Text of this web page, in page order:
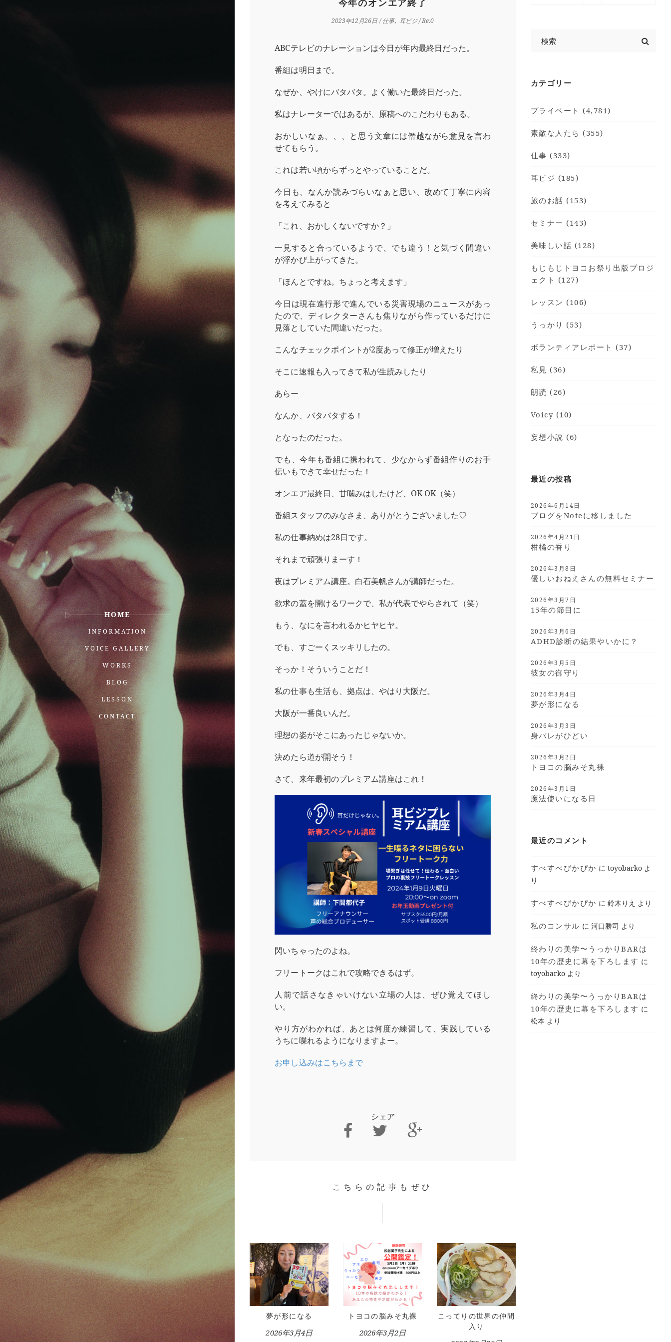
HOME
INFORMATION
VOICE GALLERY
WORKS
BLOG
LESSON
CONTACT
今年のオンエア終了
2023年12月26日/仕事 耳ビジ/ Re:0
ABCテレビのナレーションは今日が年内最終日だった。
番組は明日まで。
なぜか、やけにバタバタ。よく働いた最終日だった。
私はナレーターではあるが、原稿へのこだわりもある。
おかしいなぁ、、、と思う文章には僭越ながら意見を言わ
せてもらう。
これは若い頃からずっとやっていることだ。
今日も、なんか読みづらいなぁと思い、改めて丁寧に内容
を考えてみると
「これ、おかしくないですか？」
一見すると合っているようで、でも違う！と気づく間違い
が浮かび上がってきた。
「ほんとですね。ちょっと考えます」
今日は現在進行形で進んでいる災害現場のニュースがあっ
たので、ディレクターさんも焦りながら作っているだけに
見落としていた間違いだった。
こんなチェックポイントが2度あって修正が増えたり
そこに速報も入ってきて私が生読みしたり
あらー
なんか、バタバタする！
となったのだった。
でも、今年も番組に携われて、少なからず番組作りのお手
伝いもできて幸せだった！
オンエア最終日、甘噛みはしたけど、OK OK（笑）
番組スタッフのみなさま、ありがとうございました♡
私の仕事納めは28日です。
それまで頑張りまーす！
夜はプレミアム講座。白石美帆さんが講師だった。
欲求の蓋を開けるワークで、私が代表でやらされて（笑）
もう、なにを言われるかヒヤヒヤ。
でも、すごーくスッキリしたの。
そっか！そういうことだ！
私の仕事も生活も、拠点は、やはり大阪だ。
大阪が一番良いんだ。
理想の姿がそこにあったじゃないか。
決めたら道が開そう！
さて、来年最初のプレミアム講座はこれ！
閃いちゃったのよね。
フリートークはこれで攻略できるはず。
人前で話さなきゃいけない立場の人は、ぜひ覚えてほし
い。
やり方がわかれば、あとは何度か練習して、実践している
うちに喋れるようになりますよー。
お申し込みはこちらまで
シェア
こちらの記事もぜひ
夢が形になる
2026年3月4日
トヨコの脳みそ丸裸
2026年3月2日
こってりの世界の仲間
入り
カテゴリー
プライベート (4,781)
素敵な人たち (355)
仕事 (333)
耳ビジ (185)
旅のお話 (153)
セミナー (143)
美味しい話 (128)
もじもじトヨコお祭り出版プロジ
ェクト (127)
レッスン (106)
うっかり (53)
ボランティアレポート (37)
私見 (36)
朗読 (26)
Voicy (10)
妄想小説 (6)
最近の投稿
2026年6月14日
ブログをnoteに移しました
2026年4月21日
柑橘の香り
2026年3月8日
優しいおねえさんの無料セミナー
2026年3月7日
15年の節目に
2026年3月6日
ADHD診断の結果やいかに？
2026年3月5日
彼女の御守り
2026年3月4日
夢が形になる
2026年3月3日
身バレがひどい
2026年3月2日
トヨコの脳みそ丸裸
2026年3月1日
魔法使いになる日
最近のコメント
すべすべぴかぴか に toyobarko よ
り
すべすべぴかぴか に 鈴木りえ より
私のコンサル に 河口勝司 より
終わりの美学〜うっかりBARは
10年の歴史に幕を下ろします に
toyobarko より
終わりの美学〜うっかりBARは
10年の歴史に幕を下ろします に
松本 より